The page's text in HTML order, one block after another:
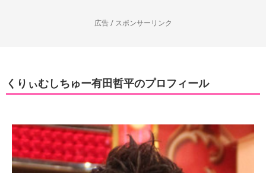
広告 / スポンサーリンク
くりぃむしちゅー有田哲平のプロフィール